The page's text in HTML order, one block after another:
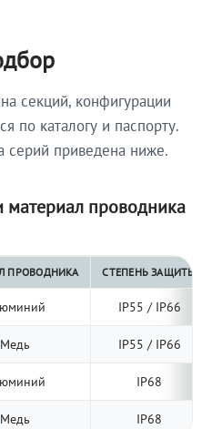
секций, конфигурации
по каталогу и паспорту.
серий приведена ниже.
проводника
ПРОВОДНИКА СТЕПЕНЬ ЗАЩИТЫ
IP55 / IP66
Медь IP55 / IP66
IP68
Медь IP68